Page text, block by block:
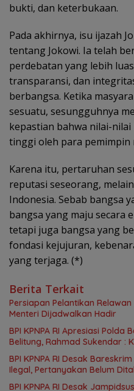
bukti, dan keterbukaan.
Pada akhirnya, isu ijazah
tentang Jokowi. Ia telah
perdebatan yang lebih
transparansi, dan
berbangsa. Ketika
sesuatu, sesungguhnya
kepastian bahwa nilai-
tinggi oleh para pemimpin
Karena itu, pertaruhan
reputasi seseorang,
Indonesia. Sebab bangsa
bangsa yang maju secara
tetapi juga bangsa yang
fondasi kejujuran,
yang terjaga. (*)
Berita Terkait
Persiapan Pelantikan Relawan
Menteri Dijadwalkan Hadir
BPI KPNPA RI Apresiasi Polda
Belitung, Rahmad Sukendar :
BPI KPNPA RI Desak
Ilegal, Pertanyakan Belum
BPI KPNPA RI Desak